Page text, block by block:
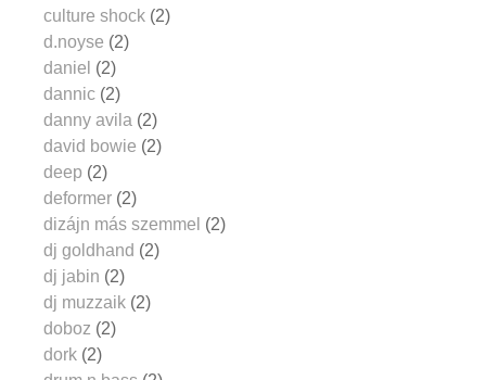
culture shock (2)
d.noyse (2)
daniel (2)
dannic (2)
danny avila (2)
david bowie (2)
deep (2)
deformer (2)
dizájn más szemmel (2)
dj goldhand (2)
dj jabin (2)
dj muzzaik (2)
doboz (2)
dork (2)